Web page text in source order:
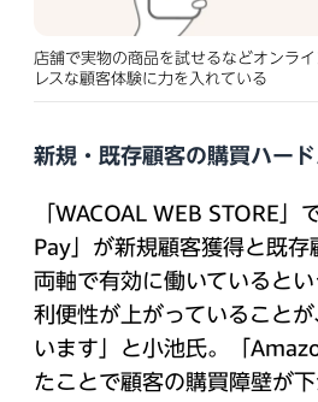
店舗で実物の商品を試せるなどオンラ
レスな顧客体験に力を入れている
新規・既存顧客の購買ハー
「WACOAL WEB STORE」
Pay」が新規顧客獲得と既存
両軸で有効に働いていると
利便性が上がっていること
います」と小池氏。「
たことで顧客の購買障壁が